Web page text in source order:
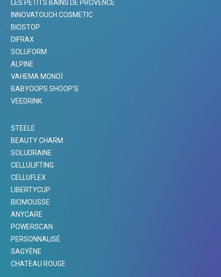
LES PETITS BAINS DE PROVENCE
INNOVATOUCH COSMETIC
BIOSTOP
DIFRAX
SOLUFORM
ALPINE
VAHEMA MONOÏ
BABYOOPS SHOOP’S
VEEDRINK
STEELE
BEAUTY CHARM
SOLUDRAINE
CELLULIFTING
CELLUFLEX
LIBERTYCUP
BIOMOUSSE
ANYCARE
POWERSCAN
PERSONNALISÉ
SAGYÈNE
CHATEAU ROUGE